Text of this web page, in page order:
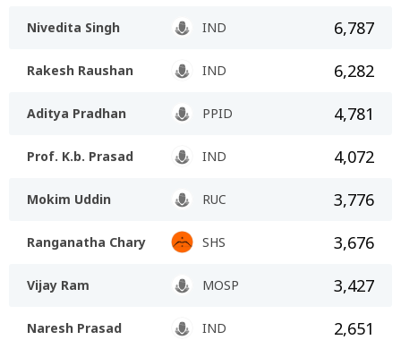
Nivedita Singh IND 6,787
Rakesh Raushan IND 6,282
Aditya Pradhan PPID 4,781
Prof. K.b. Prasad IND 4,072
Mokim Uddin RUC 3,776
Ranganatha Chary SHS 3,676
Vijay Ram MOSP 3,427
Naresh Prasad IND 2,651